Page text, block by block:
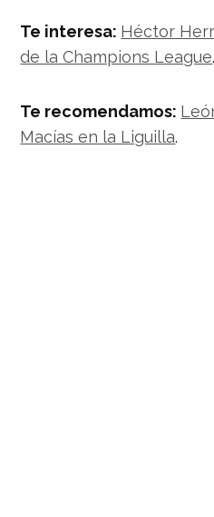
Te interesa: Héctor
de la Champions League.
Te recomendamos:
Macías en la Liguilla.